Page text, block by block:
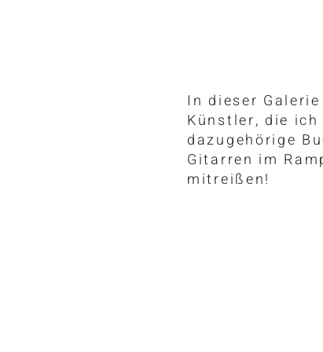
In dieser
Künstler, die
dazugehörige
Gitarren im
mitreißen!